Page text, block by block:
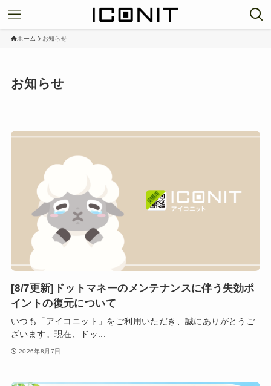
ホーム お知らせ
お知らせ
[8/7更新]ドットマネーのメンテナンスに伴う失効ポ
イントの復元について
いつも「アイコニット」をご利用いただき、誠にありがとうご
ざいます。現在、ドッ...
2026年8月7日